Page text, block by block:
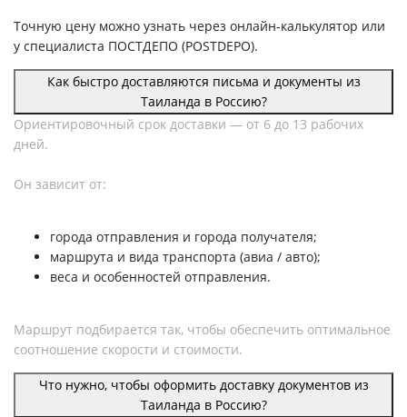
Точную цену можно узнать через онлайн-калькулятор или
у специалиста ПОСТДЕПО (POSTDEPO).
Как быстро доставляются письма и документы из
Таиланда в Россию?
Ориентировочный срок доставки — от 6 до 13 рабочих
дней.
Он зависит от:
города отправления и города получателя;
маршрута и вида транспорта (авиа / авто);
веса и особенностей отправления.
Маршрут подбирается так, чтобы обеспечить оптимальное
соотношение скорости и стоимости.
Что нужно, чтобы оформить доставку документов из
Таиланда в Россию?